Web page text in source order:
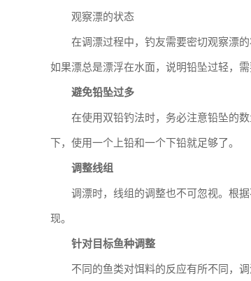
观察漂的状态
在调漂过程中，钓友需要密切观察漂
如果漂总是漂浮在水面，说明铅坠过轻，需
避免铅坠过多
在使用双铅钓法时，务必注意铅坠的
下，使用一个上铅和一个下铅就足够了。
调整线组
调漂时，线组的调整也不可忽视。根
现。
针对目标鱼种调整
不同的鱼类对饵料的反应有所不同，